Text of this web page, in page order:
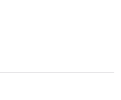
лизинг?